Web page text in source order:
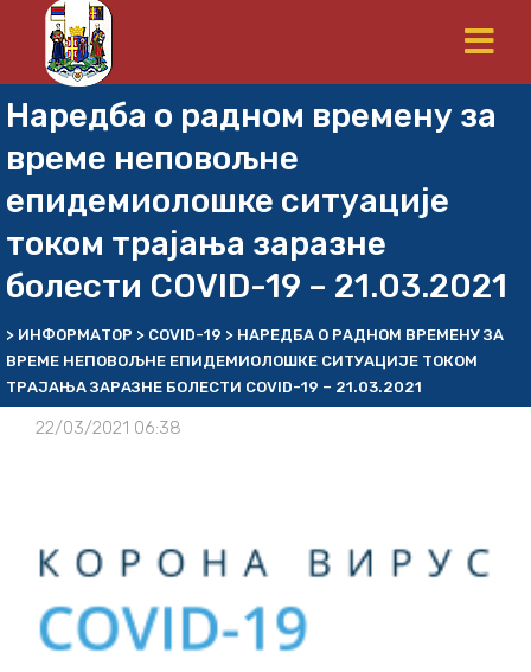
Наредба о радном времену за
време неповољне
епидемиолошке ситуације
током трајања заразне
болести COVID-19 – 21.03.2021
> ИНФОРМАТОР > COVID-19 > НАРЕДБА О РАДНОМ ВРЕМЕНУ ЗА
ВРЕМЕ НЕПОВОЉНЕ ЕПИДЕМИОЛОШКЕ СИТУАЦИЈЕ ТОКОМ
ТРАЈАЊА ЗАРАЗНЕ БОЛЕСТИ COVID-19 – 21.03.2021
22/03/2021 06:38